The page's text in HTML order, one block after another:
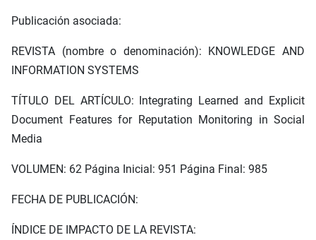
Publicación asociada:
REVISTA (nombre o denominación): KNOWLEDGE AND
INFORMATION SYSTEMS
TÍTULO DEL ARTÍCULO: Integrating Learned and Explicit
Document Features for Reputation Monitoring in Social
Media
VOLUMEN: 62 Página Inicial: 951 Página Final: 985
FECHA DE PUBLICACIÓN:
ÍNDICE DE IMPACTO DE LA REVISTA: